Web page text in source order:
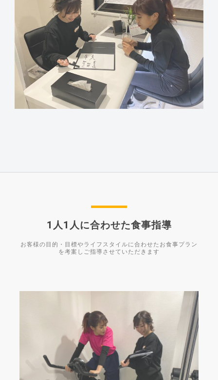
1人1人に合わせた食事指導
お客様の目的・目標やライフスタイルに合わせたお食事プラン
を考案しご指導させていただきます